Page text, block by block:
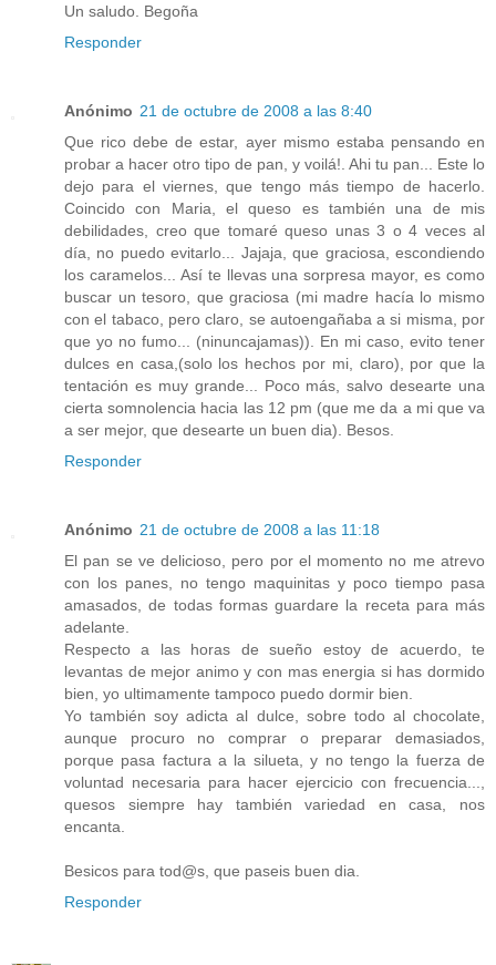
Un saludo. Begoña
Responder
Anónimo 21 de octubre de 2008 a las 8:40
Que rico debe de estar, ayer mismo estaba pensando en
probar a hacer otro tipo de pan, y voilá!. Ahi tu pan... Este lo
dejo para el viernes, que tengo más tiempo de hacerlo.
Coincido con Maria, el queso es también una de mis
debilidades, creo que tomaré queso unas 3 o 4 veces al
día, no puedo evitarlo... Jajaja, que graciosa, escondiendo
los caramelos... Así te llevas una sorpresa mayor, es como
buscar un tesoro, que graciosa (mi madre hacía lo mismo
con el tabaco, pero claro, se autoengañaba a si misma, por
que yo no fumo... (ninuncajamas)). En mi caso, evito tener
dulces en casa,(solo los hechos por mi, claro), por que la
tentación es muy grande... Poco más, salvo desearte una
cierta somnolencia hacia las 12 pm (que me da a mi que va
a ser mejor, que desearte un buen dia). Besos.
Responder
Anónimo 21 de octubre de 2008 a las 11:18
El pan se ve delicioso, pero por el momento no me atrevo
con los panes, no tengo maquinitas y poco tiempo pasa
amasados, de todas formas guardare la receta para más
adelante.
Respecto a las horas de sueño estoy de acuerdo, te
levantas de mejor animo y con mas energia si has dormido
bien, yo ultimamente tampoco puedo dormir bien.
Yo también soy adicta al dulce, sobre todo al chocolate,
aunque procuro no comprar o preparar demasiados,
porque pasa factura a la silueta, y no tengo la fuerza de
voluntad necesaria para hacer ejercicio con frecuencia...,
quesos siempre hay también variedad en casa, nos
encanta.
Besicos para tod@s, que paseis buen dia.
Responder